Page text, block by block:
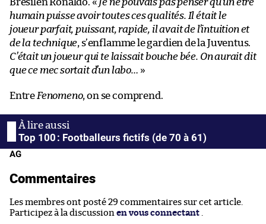
humain puisse avoir toutes ces qualités. Il était le
joueur parfait, puissant, rapide, il avait de l’intuition et
de la technique, s’enflamme le gardien de la Juventus.
C’était un joueur qui te laissait bouche bée. On aurait dit
que ce mec sortait d’un labo… »
Entre Fenomeno, on se comprend.
Top 100 : Footballeurs fictifs (de 70 à 61)
AG
Commentaires
Les membres ont posté 29 commentaires sur cet article.
Participez à la discussion en vous connectant